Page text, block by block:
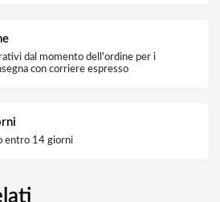
dal momento dell'ordine per i
con corriere espresso
entro 14 giorni